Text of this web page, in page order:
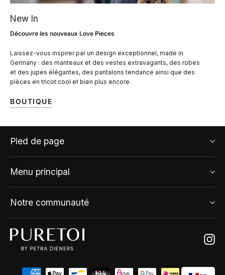
New In
Découvre les nouveaux Love Pieces
Laissez-vous inspirer par un design exceptionnel, made in
Germany : des manteaux et des vestes extravagants, des robes
et des jupes élégantes, des pantalons tendance ainsi que des
pièces en tricot cool et bien plus encore.
BOUTIQUE
Pied de page
Menu principal
Notre communauté